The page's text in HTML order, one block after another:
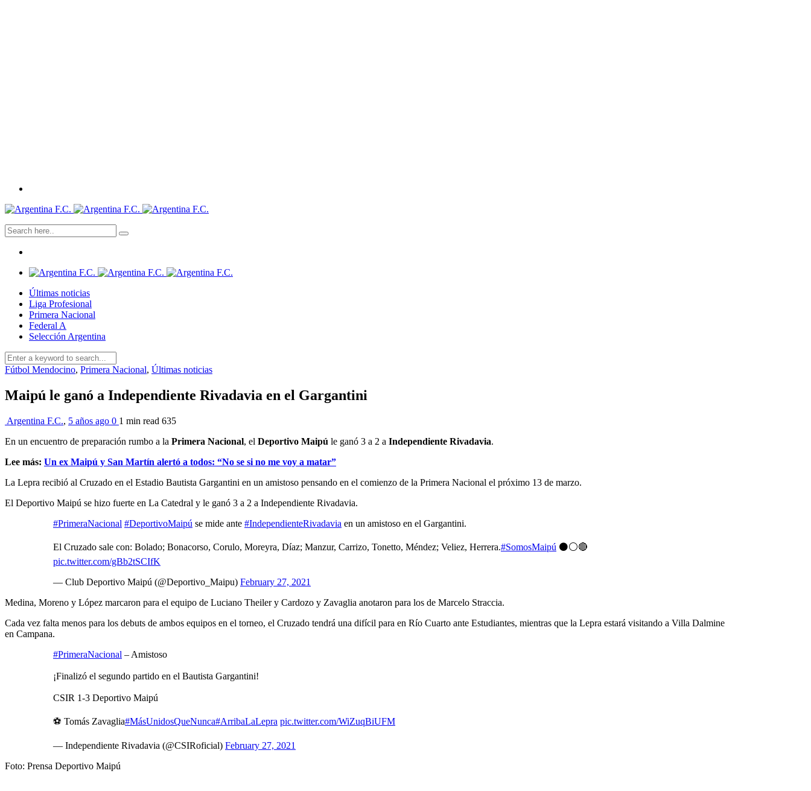
Últimas noticias
Liga Profesional
Primera Nacional
Federal A
Selección Argentina
Fútbol Mendocino, Primera Nacional, Últimas noticias
Maipú le ganó a Independiente Rivadavia en el Gargantini
Argentina F.C., 5 años ago 0 1 min read 635
En un encuentro de preparación rumbo a la Primera Nacional, el Deportivo Maipú le ganó 3 a 2 a Independiente Rivadavia.
Lee más: Un ex Maipú y San Martín alertó a todos: “No se si no me voy a matar”
La Lepra recibió al Cruzado en el Estadio Bautista Gargantini en un amistoso pensando en el comienzo de la Primera Nacional el próximo 13 de marzo.
El Deportivo Maipú se hizo fuerte en La Catedral y le ganó 3 a 2 a Independiente Rivadavia.
#PrimeraNacional #DeportivoMaipú se mide ante #IndependienteRivadavia en un amistoso en el Gargantini.
El Cruzado sale con: Bolado; Bonacorso, Corulo, Moreyra, Díaz; Manzur, Carrizo, Tonetto, Méndez; Veliez, Herrera.#SomosMaipú ⚫⚪🔴
pic.twitter.com/gBb2tSCIfK
— Club Deportivo Maipú (@Deportivo_Maipu) February 27, 2021
Medina, Moreno y López marcaron para el equipo de Luciano Theiler y Cardozo y Zavaglia anotaron para los de Marcelo Straccia.
Cada vez falta menos para los debuts de ambos equipos en el torneo, el Cruzado tendrá una difícil para en Río Cuarto ante Estudiantes, mientras que la Lepra estará visitando a Villa Dalmine
en Campana.
#PrimeraNacional – Amistoso
¡Finalizó el segundo partido en el Bautista Gargantini!
CSIR 1-3 Deportivo Maipú
⚽ Tomás Zavaglia#MásUnidosQueNunca#ArribaLaLepra pic.twitter.com/WiZuqBiUFM
— Independiente Rivadavia (@CSIRoficial) February 27, 2021
Foto: Prensa Deportivo Maipú